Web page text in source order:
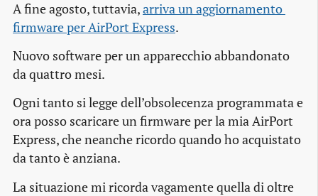
A fine agosto, tuttavia,arriva un aggiornamento
firmware per AirPort Express.
Nuovo software per un apparecchio abbandonato
da quattro mesi.
Ogni tanto si legge dell’obsolecenza programmata e
ora posso scaricare un firmware per la mia AirPort
Express, che neanche ricordo quando ho acquistato
da tanto è anziana.
La situazione mi ricorda vagamente quella di oltre